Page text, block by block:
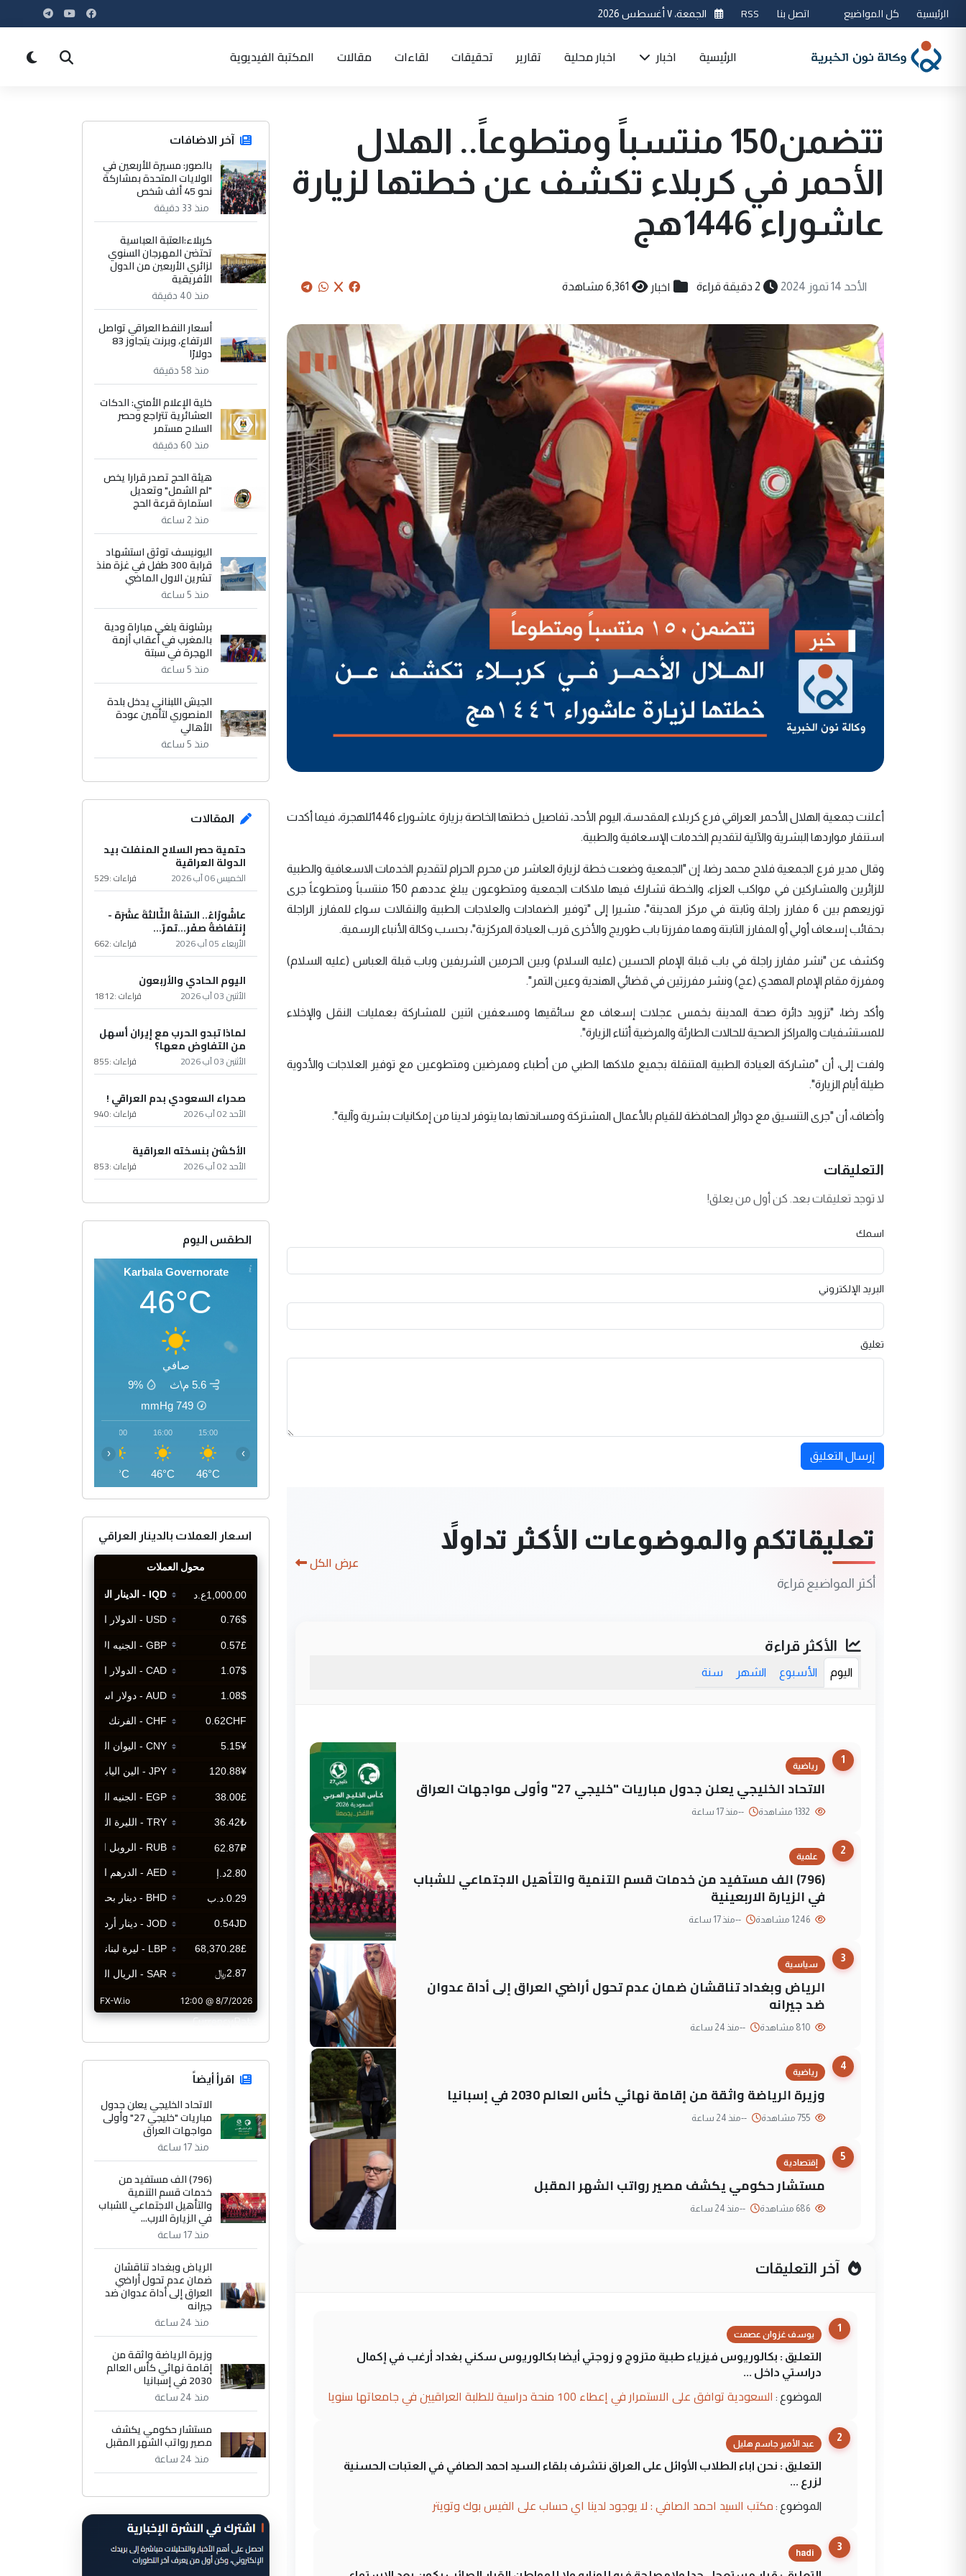
الرئيسية كل المواضيع اتصل بنا RSS الجمعة، ٧ أغسطس 2026
الرئيسية اخبار اخبار محلية تقارير تحقيقات لقاءات مقالات المكتبة الفيديوية
تتضمن150 منتسباً ومتطوعاً.. الهلال
الأحمر في كربلاء تكشف عن خطتها لزيارة
عاشوراء 1446هج
الأحد 14 تموز 2024 2 دقيقة قراءة اخبار 6,361 مشاهدة
أعلنت جمعية الهلال الأحمر العراقي فرع كربلاء المقدسة، اليوم الأحد، تفاصيل خطتها الخاصة بزيارة عاشوراء 1446للهجرة، فيما أكدت
استنفار مواردها البشرية والآلية لتقديم الخدمات الإسعافية والطبية.
وقال مدير فرع الجمعية فلاح محمد رضا، إن "الجمعية وضعت خطة لزيارة العاشر من محرم الحرام لتقديم الخدمات الاسعافية والطبية
للزائرين والمشاركين في مواكب العزاء، والخطة تشارك فيها ملاكات الجمعية ومتطوعون يبلغ عددهم 150 منتسباً ومتطوعاً جرى
توزيعهم بين 6 مفارز راجلة وثابتة في مركز المدينة"، مشيرا إلى "توفير الضمادات والعلاجات الطبية والنقالات سواء للمفارز الراجلة
بحقائب إسعاف أولي أو المفارز الثابتة وهما مفرزتا باب طوريج والأخرى قرب العيادة المركزية"، بحسب وكالة الأنباء الرسمية.
وكشف عن "نشر مفارز راجلة في باب قبلة الإمام الحسين (عليه السلام) وبين الحرمين الشريفين وباب قبلة العباس (عليه السلام)
ومفرزة مقام الإمام المهدي (عج) ونشر مفرزتين في قضائي الهندية وعين التمر".
وأكد رضا، "تزويد دائرة صحة المدينة بخمس عجلات إسعاف مع سائقيها ومسعفين اثنين للمشاركة بعمليات النقل والإخلاء
للمستشفيات والمراكز الصحية للحالات الطارئة والمرضية أثناء الزيارة".
ولفت إلى، أن "مشاركة العيادة الطبية المتنقلة بجميع ملاكها الطبي من أطباء وممرضين ومتطوعين مع توفير العلاجات والأدوية
طيلة أيام الزيارة".
وأضاف، أن "جرى التنسيق مع دوائر المحافظة للقيام بالأعمال المشتركة ومساندتها بما يتوفر لدينا من إمكانيات بشرية وآلية".
التعليقات
لا توجد تعليقات بعد. كن أول من يعلق!
اسمك
البريد الإلكتروني
تعليق
إرسال التعليق
تعليقاتكم والموضوعات الأكثر تداولاً
أكثر المواضيع قراءة
عرض الكل
الأكثر قراءة
اليوم الأسبوع الشهر سنة
1
رياضية
الاتحاد الخليجي يعلن جدول مباريات "خليجي 27" وأولى مواجهات العراق
--منذ 17 ساعة
2
علمية
(796) الف مستفيد من خدمات قسم التنمية والتأهيل الاجتماعي للشباب
في الزيارة الاربعينية
--منذ 17 ساعة
3
سياسية
الرياض وبغداد تناقشان ضمان عدم تحول أراضي العراق إلى أداة عدوان
ضد جيرانه
--منذ 24 ساعة
4
رياضية
وزيرة الرياضة واثقة من إقامة نهائي كأس العالم 2030 في إسبانيا
--منذ 24 ساعة
5
إقتصادية
مستشار حكومي يكشف مصير رواتب الشهر المقبل
--منذ 24 ساعة
آخر التعليقات
1
يوسف غزوان عصمت
التعليق : بكالوريوس فيزياء طبية متزوج و زوجتي أيضا بكالوريوس سكني بغداد أرغب في إكمال
دراستي داخل ...
الموضوع : السعودية توافق على الاستمرار في إعطاء 100 منحة دراسية للطلبة العراقيين في جامعاتها سنويا
2
عبد الأمير جاسم هليل
التعليق : نحن اباء الطلاب الأوائل على العراق نتشرف بلقاء السيد احمد الصافي في العتبات الحسنية
لزرع ...
الموضوع : مكتب السيد احمد الصافي : لا يوجود لدينا اي حساب على الفيس بوك وتويتر
3
hadi
آخر الاضافات
بالصور: مسيرة للأربعين في
الولايات المتحدة بمشاركة
نحو 45 ألف شخص
منذ 33 دقيقة
كربلاء:العتبة العباسية
تحتضن المهرجان السنوي
لزائري الأربعين من الدول
الأفريقية
منذ 40 دقيقة
أسعار النفط العراقي تواصل
الارتفاع، وبرنت يتجاوز 83
دولارًا
منذ 58 دقيقة
خلية الإعلام الأمني: الدكات
العشائرية تتراجع وحصر
السلاح مستمر
منذ 60 دقيقة
هيئة الحج تصدر قرارا يخص
"لم الشمل" وتعديل
استمارة قرعة الحج
منذ 2 ساعة
اليونيسف توثق استشهاد
قرابة 300 طفل في غزة منذ
تشرين الاول الماضي
منذ 5 ساعة
برشلونة يلغي مباراة ودية
بالمغرب في أعقاب أزمة
الهجرة في سبتة
منذ 5 ساعة
الجيش اللبناني يدخل بلدة
المنصوري لتأمين عودة
الأهالي
منذ 5 ساعة
المقالات
حتمية حصر السلاح المنفلت بيد
الدولة العراقية
الخميس 06 آب 2026 قراءات :529
عاشُورْاءُ.. السّنَةُ الثّالثةَ عشَرَة -
إِنتفاضةُ صفَر…تمرّ...
الأربعاء 05 آب 2026 قراءات :662
اليوم الحادي والأربعون
الأثنين 03 آب 2026 قراءات :1812
لماذا تبدو الحرب مع إيران أسهل
من التفاوض معها؟
الأثنين 03 آب 2026 قراءات :855
صحراء السعودي بدم العراقي !
الأحد 02 آب 2026 قراءات :940
الأكشن بنسخته العراقية
الأحد 02 آب 2026 قراءات :853
الطقس اليوم
Karbala Governorate
46°C
صافي
5.6 م\ث
9%
749
mmHg
15:00
46°C
16:00
46°C
17:00
45°C
‹ ›
اسعار العملات بالدينار العراقي
CurrencyRate
اقرأ أيضاً
الاتحاد الخليجي يعلن جدول
مباريات "خليجي 27" وأولى
مواجهات العراق
منذ 17 ساعة
(796) الف مستفيد من
خدمات قسم التنمية
والتأهيل الاجتماعي للشباب
في الزيارة الارب...
منذ 17 ساعة
الرياض وبغداد تناقشان
ضمان عدم تحول أراضي
العراق إلى أداة عدوان ضد
جيرانه
منذ 24 ساعة
وزيرة الرياضة واثقة من
إقامة نهائي كأس العالم
2030 في إسبانيا
منذ 24 ساعة
مستشار حكومي يكشف
مصير رواتب الشهر المقبل
منذ 24 ساعة